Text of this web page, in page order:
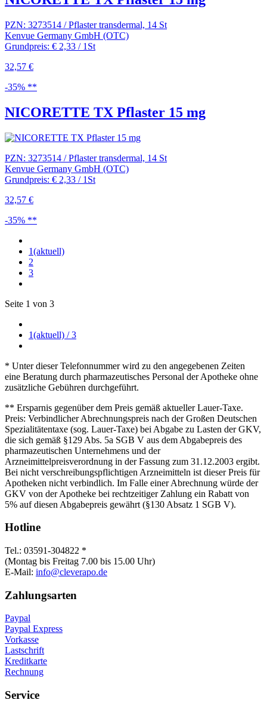
PZN: 3273514 / Pflaster transdermal, 14 St
Kenvue Germany GmbH (OTC)
Grundpreis: € 2,33 / 1St
32,57 €
-35% **
NICORETTE TX Pflaster 15 mg
PZN: 3273514 / Pflaster transdermal, 14 St
Kenvue Germany GmbH (OTC)
Grundpreis: € 2,33 / 1St
32,57 €
-35% **
1(aktuell)
2
3
Seite 1 von 3
1(aktuell) / 3
* Unter dieser Telefonnummer wird zu den angegebenen Zeiten
eine Beratung durch pharmazeutisches Personal der Apotheke ohne
zusätzliche Gebühren durchgeführt.
** Ersparnis gegenüber dem Preis gemäß aktueller Lauer-Taxe.
Preis: Verbindlicher Abrechnungspreis nach der Großen Deutschen
Spezialitätentaxe (sog. Lauer-Taxe) bei Abgabe zu Lasten der GKV,
die sich gemäß §129 Abs. 5a SGB V aus dem Abgabepreis des
pharmazeutischen Unternehmens und der
Arzneimittelpreisverordnung in der Fassung zum 31.12.2003 ergibt.
Bei nicht verschreibungspflichtigen Arzneimitteln ist dieser Preis für
Apotheken nicht verbindlich. Im Falle einer Abrechnung würde der
GKV von der Apotheke bei rechtzeitiger Zahlung ein Rabatt von
5% auf diesen Abgabepreis gewährt (§130 Absatz 1 SGB V).
Hotline
Tel.: 03591-304822 *
(Montag bis Freitag 7.00 bis 15.00 Uhr)
E-Mail: info@cleverapo.de
Zahlungsarten
Paypal
Paypal Express
Vorkasse
Lastschrift
Kreditkarte
Rechnung
Service